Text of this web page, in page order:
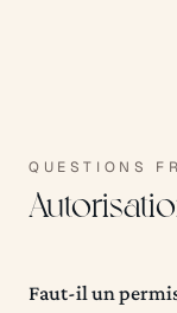
QUESTIONS
Faut-il un